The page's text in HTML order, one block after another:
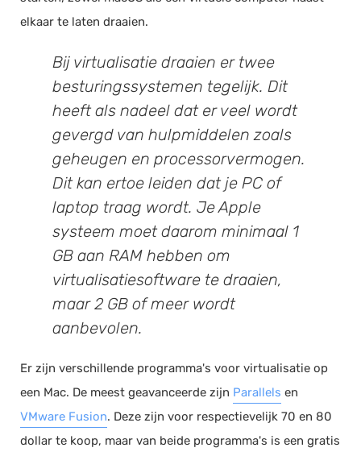
elkaar te laten draaien.
Bij virtualisatie draaien er twee
besturingssystemen tegelijk. Dit
heeft als nadeel dat er veel wordt
gevergd van hulpmiddelen zoals
geheugen en processorvermogen.
Dit kan ertoe leiden dat je PC of
laptop traag wordt. Je Apple
systeem moet daarom minimaal 1
GB aan RAM hebben om
virtualisatiesoftware te draaien,
maar 2 GB of meer wordt
aanbevolen.
Er zijn verschillende programma's voor virtualisatie op
een Mac. De meest geavanceerde zijn Parallels en
VMware Fusion. Deze zijn voor respectievelijk 70 en 80
dollar te koop, maar van beide programma's is een gratis